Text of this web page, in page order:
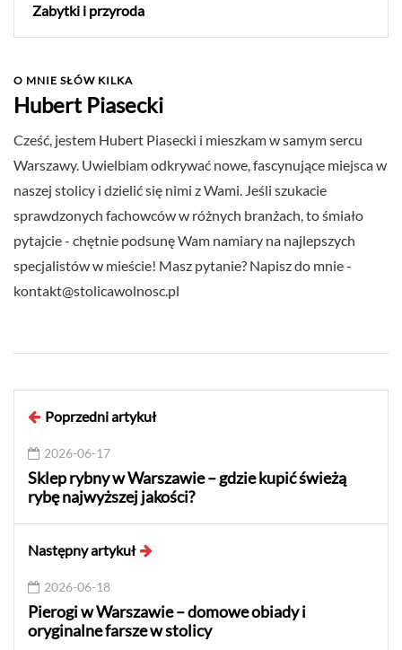
Zabytki i przyroda
O MNIE SŁÓW KILKA
Hubert Piasecki
Cześć, jestem Hubert Piasecki i mieszkam w samym sercu
Warszawy. Uwielbiam odkrywać nowe, fascynujące miejsca w
naszej stolicy i dzielić się nimi z Wami. Jeśli szukacie
sprawdzonych fachowców w różnych branżach, to śmiało
pytajcie - chętnie podsunę Wam namiary na najlepszych
specjalistów w mieście! Masz pytanie? Napisz do mnie -
kontakt@stolicawolnosc.pl
Poprzedni artykuł
2026-06-17
Sklep rybny w Warszawie – gdzie kupić świeżą
rybę najwyższej jakości?
Następny artykuł
2026-06-18
Pierogi w Warszawie – domowe obiady i
oryginalne farsze w stolicy